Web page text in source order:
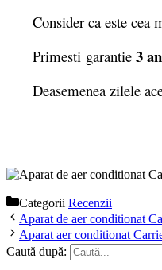
Consider ca este cea
Primesti garantie 3
Deasemenea zilele
Categorii Recenzii
Aparat de aer conditionat
Aparat aer conditionat
Caută după: